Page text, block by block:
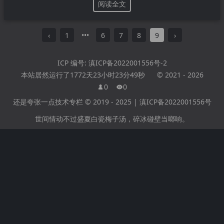
阅读全文
‹ 1 ••• 6 7 8 9 ›
ICP 编号: 滇ICP备2022001556号-2
本站居然运行了1772天23小时23分49秒 © 2021 - 2026
0
0
还是夸张一点技术专栏 © 2019 - 2025 | 滇ICP备2022001556号
世间情动不过盛夏白瓷梅子汤，碎冰碰壁当啷响。